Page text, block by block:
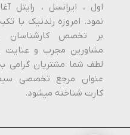
اول ، ایرانسل ، رایتل
نمود. امروزه رندنیک با
بر تخصص کارشناسان
مشاورین مجرب و عنایت
لطف شما مشتریان گرامی
عنوان مرجع تخصصی
کارت شناخته میشود.